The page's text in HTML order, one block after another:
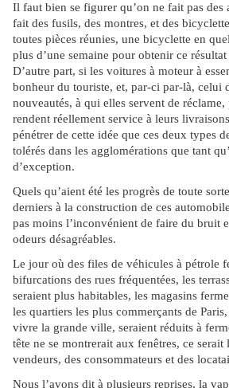
Il faut bien se figurer qu’on ne fait pas des
fait des fusils, des montres, et des
toutes pièces réunies, une bicyclette en
plus d’une semaine pour obtenir ce
D’autre part, si les voitures à moteur à
bonheur du touriste, et, par-ci par-là, celui
nouveautés, à qui elles servent de réclame,
rendent réellement service à leurs
pénétrer de cette idée que ces deux types
tolérés dans les agglomérations que tant
d’exception.
Quels qu’aient été les progrès de toute
derniers à la construction de ces
pas moins l’inconvénient de faire du bruit
odeurs désagréables.
Le jour où des files de véhicules à pétrole
bifurcations des rues fréquentées, les
seraient plus habitables, les magasins
les quartiers les plus commerçants de
vivre la grande ville, seraient réduits à
tête ne se montrerait aux fenêtres, ce serait
vendeurs, des consommateurs et des
Nous l’avons dit à plusieurs reprises, la